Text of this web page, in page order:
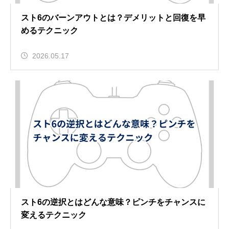
スト6のバーンアウトとは？デメリットと回復を早
めるテクニック
2026.05.17
スト6の逆択とはどんな意味？ピンチをチャンスに
変えるテクニック